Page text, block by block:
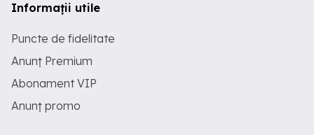
Informații utile
Puncte de fidelitate
Anunț Premium
Abonament VIP
Anunț promo